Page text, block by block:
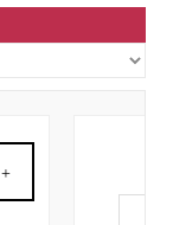
+